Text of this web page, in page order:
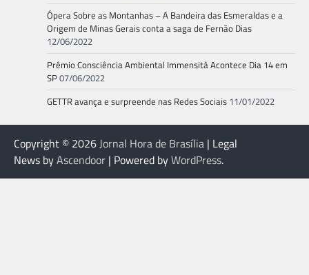
Ópera Sobre as Montanhas – A Bandeira das Esmeraldas e a
Origem de Minas Gerais conta a saga de Fernão Dias
12/06/2022
Prêmio Consciência Ambiental Immensità Acontece Dia 14 em
SP07/06/2022
GETTR avança e surpreende nas Redes Sociais 11/01/2022
Copyright © 2026Jornal Hora de Brasília | Legal
News byAscendoor | Powered byWordPress.